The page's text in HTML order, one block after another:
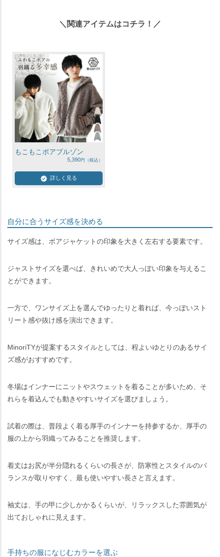
＼関連アイテムはコチラ！／
もこもこボアブルゾン
5,390
詳しく見る
自分に合うサイズ感を決める
サイズ感は、ボアジャケットの印象を大きく左右する要素です。
ジャストサイズを選べば、きれいめで大人っぽい印象を与えるこ
とができます。
一方で、ワンサイズ上を選んでゆったりと着れば、今っぽいスト
リート感や抜け感を演出できます。
MinoriTYが提案するスタイルとしては、程よいゆとりのあるサイ
ズ感がおすすめです。
冬場はインナーにニットやスウェットを着ることが多いため、そ
れらを着込んでも動きやすいサイズを選びましょう。
試着の際は、普段よく着る厚手のインナーを持参するか、厚手の
服の上から羽織ってみることを推奨します。
着丈はお尻が半分隠れるくらいの長さが、防寒性とスタイルのバ
ランスが取りやすく、最も使いやすい長さと言えます。
袖丈は、手の甲に少しかかるくらいが、リラックスした雰囲気が
出ておしゃれに見えます。
手持ちの服になじむカラーを選ぶ